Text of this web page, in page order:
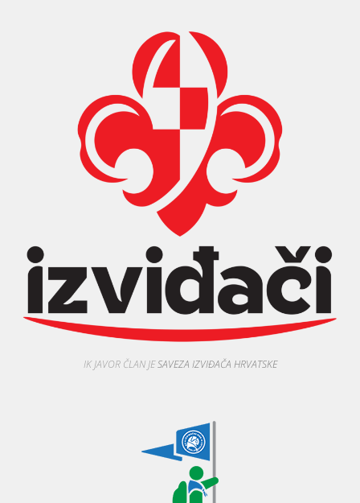
IK JAVOR ČLAN JESAVEZA IZVIĐAČA HRVATSKE